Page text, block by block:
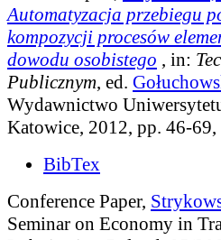
Automatyzacja przebiegu
kompozycji procesów
dowodu osobistego , in:
Publicznym, ed.
Wydawnictwo
Katowice, 2012, pp. 46-
BibTex
Conference Paper,
Seminar on Economy in